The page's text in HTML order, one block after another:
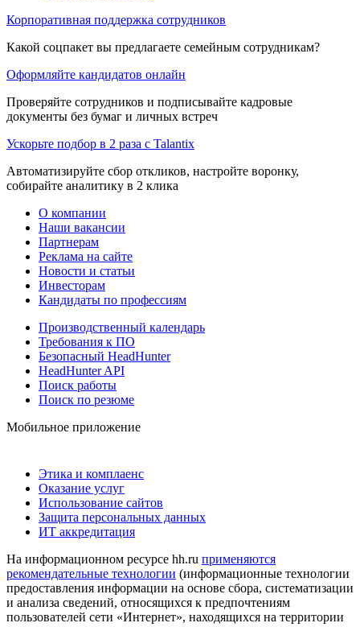
Корпоративная поддержка сотрудников
Какой соцпакет вы предлагаете семейным сотрудникам?
Оформляйте кандидатов онлайн
Проверяйте сотрудников и подписывайте кадровые
документы без бумаг и личных встреч
Ускорьте подбор в 2 раза с Talantix
Автоматизируйте сбор откликов, настройте воронку,
собирайте аналитику в 2 клика
О компании
Наши вакансии
Партнерам
Реклама на сайте
Новости и статьи
Инвесторам
Кандидаты по профессиям
Производственный календарь
Требования к ПО
Безопасный HeadHunter
HeadHunter API
Поиск работы
Поиск по резюме
Мобильное приложение
Этика и комплаенс
Оказание услуг
Использование сайтов
Защита персональных данных
ИТ аккредитация
На информационном ресурсе hh.ru применяются
рекомендательные технологии (информационные технологии
предоставления информации на основе сбора, систематизации
и анализа сведений, относящихся к предпочтениям
пользователей сети «Интернет», находящихся на территории